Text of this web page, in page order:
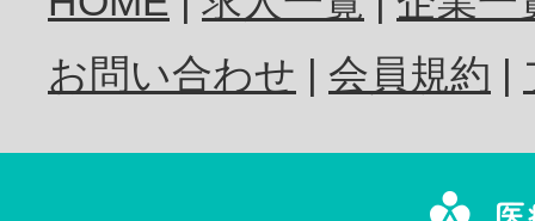
歯科衛生士
歯科技工士
お問い合わせ
会員規約